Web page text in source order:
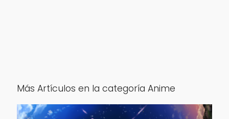
Más Artículos en la categoría Anime